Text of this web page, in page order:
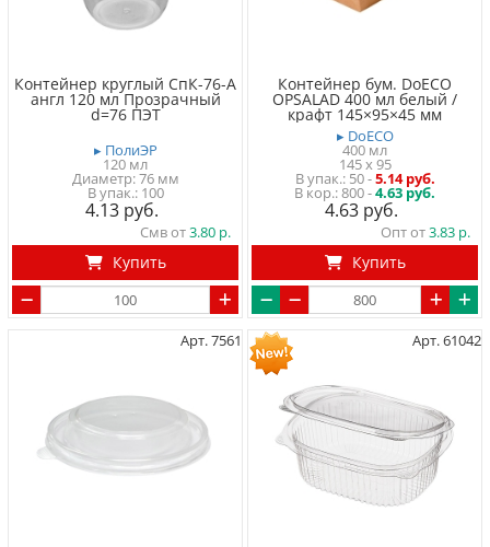
Контейнер круглый СпК-76-А
англ 120 мл Прозрачный
d=76 ПЭТ
▸ ПолиЭР
120 мл
Диаметр: 76 мм
100
4.13
Смв от3.80
Купить
Контейнер бум. DoECO
OPSALAD 400 мл белый /
крафт 145×95×45 мм
▸ DoECO
400 мл
145 x 95
50-5.14 руб.
800 -4.63 руб.
4.63
Опт от3.83
Купить
Арт. 7561 Арт. 61042